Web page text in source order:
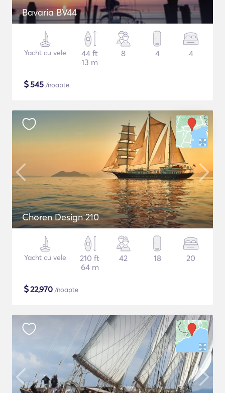
Bavaria BV44
Yacht cu vele
44 ft
13 m
8 4 4
$545 /noapte
Choren Design 210
Yacht cu vele
210 ft
64 m
42 18 20
$22,970 /noapte